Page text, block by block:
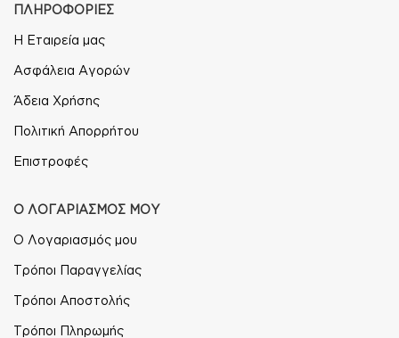
ΠΛΗΡΟΦΟΡΙΕΣ
Η Εταιρεία μας
Ασφάλεια Αγορών
Άδεια Χρήσης
Πολιτική Απορρήτου
Επιστροφές
Ο ΛΟΓΑΡΙΑΣΜΟΣ ΜΟΥ
Ο Λογαριασμός μου
Τρόποι Παραγγελίας
Τρόποι Αποστολής
Τρόποι Πληρωμής